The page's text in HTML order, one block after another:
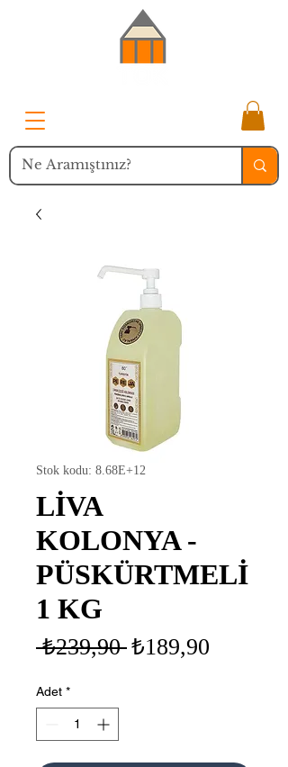
Stok kodu: 8.68E+12
LİVA
KOLONYA -
PÜSKÜRTMELİ
1 KG
₺239,90 Normal
₺189,90
Adet *